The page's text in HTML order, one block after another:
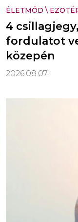
ÉLETMÓD \
4
fordulatot
közepén
2026.08.07.